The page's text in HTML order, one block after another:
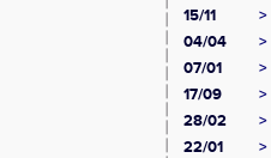
15/11
>
04/04
>
07/01
>
17/09
>
28/02
>
22/01
>